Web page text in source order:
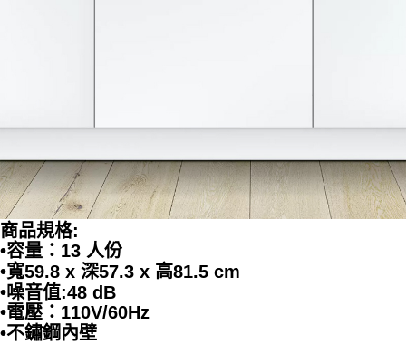
商品規格:
•容量：13 人份
•寬59.8 x 深57.3 x 高81.5 cm
•噪音值:48 dB
•電壓：110V/60Hz
•不鏽鋼內壁